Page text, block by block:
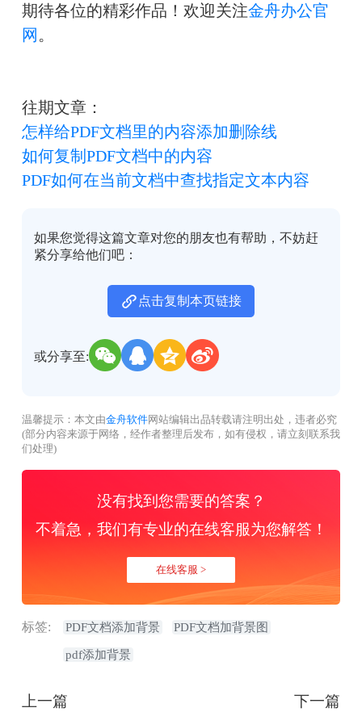
期待各位的精彩作品！欢迎关注金舟办公官
网 。
往期文章：
怎样给PDF文档里的内容添加删除线
如何复制PDF文档中的内容
PDF如何在当前文档中查找指定文本内容
如果您觉得这篇文章对您的朋友也有帮助，不妨赶
紧分享给他们吧：
点击复制本页链接
或分享至:
温馨提示：本文由金舟软件网站编辑出品转载请注明出处，违者必究
(部分内容来源于网络，经作者整理后发布，如有侵权，请立刻联系我
们处理)
没有找到您需要的答案？
不着急，我们有专业的在线客服为您解答！
在线客服 >
标签: PDF文档添加背景 PDF文档加背景图
pdf添加背景
上一篇 下一篇